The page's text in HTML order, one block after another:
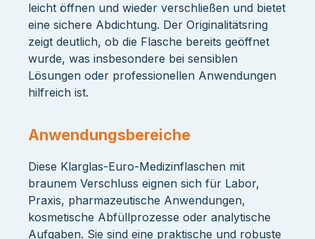
leicht öffnen und wieder verschließen und bietet
eine sichere Abdichtung. Der Originalitätsring
zeigt deutlich, ob die Flasche bereits geöffnet
wurde, was insbesondere bei sensiblen
Lösungen oder professionellen Anwendungen
hilfreich ist.
Anwendungsbereiche
Diese Klarglas-Euro-Medizinflaschen mit
braunem Verschluss eignen sich für Labor,
Praxis, pharmazeutische Anwendungen,
kosmetische Abfüllprozesse oder analytische
Aufgaben. Sie sind eine praktische und robuste